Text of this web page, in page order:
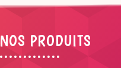
NOS PRODUITS